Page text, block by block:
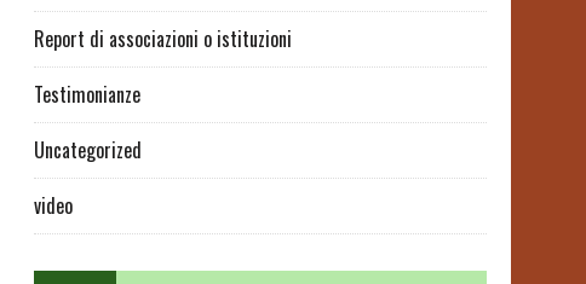
Report di associazioni o istituzioni
Testimonianze
Uncategorized
video